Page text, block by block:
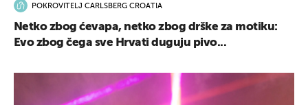
POKROVITELJ CARLSBERG CROATIA
Netko zbog ćevapa, netko zbog drške za motiku:
Evo zbog čega sve Hrvati duguju pivo...